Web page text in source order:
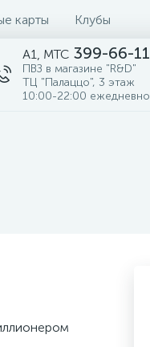
карты Клубы
A1, MTC 399-66-11
ПВЗ в магазине "R&D"
ТЦ "Палаццо", 3 этаж
10:00-22:00 ежедневно